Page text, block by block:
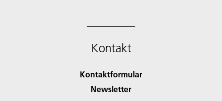
Kontakt
Kontaktformular
Newsletter